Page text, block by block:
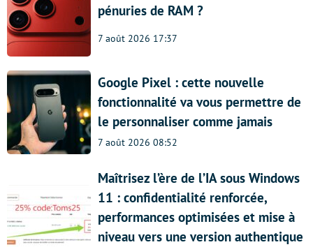
pénuries de RAM ?
7 août 2026 17:37
Google Pixel : cette nouvelle
fonctionnalité va vous permettre de
le personnaliser comme jamais
7 août 2026 08:52
Maîtrisez l’ère de l’IA sous Windows
11 : confidentialité renforcée,
performances optimisées et mise à
niveau vers une version authentique